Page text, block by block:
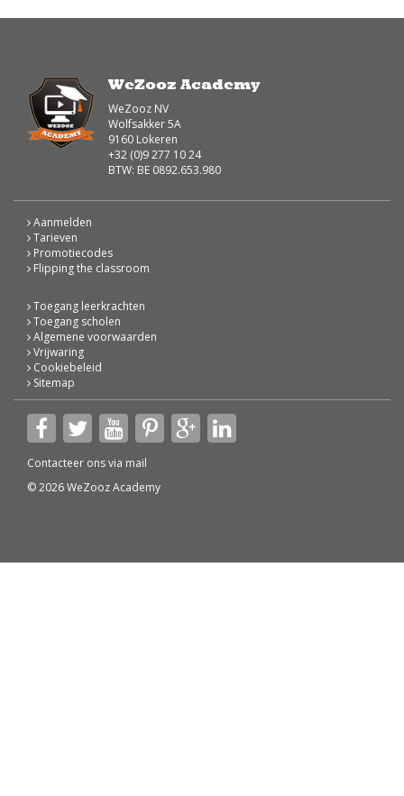
WeZooz Academy
WeZooz NV
Wolfsakker 5A
9160 Lokeren
+32 (0)9 277 10 24
BTW: BE 0892.653.980
Aanmelden
Tarieven
Promotiecodes
Flipping the classroom
Toegang leerkrachten
Toegang scholen
Algemene voorwaarden
Vrijwaring
Cookiebeleid
Sitemap
Contacteer ons via mail
© 2026 WeZooz Academy